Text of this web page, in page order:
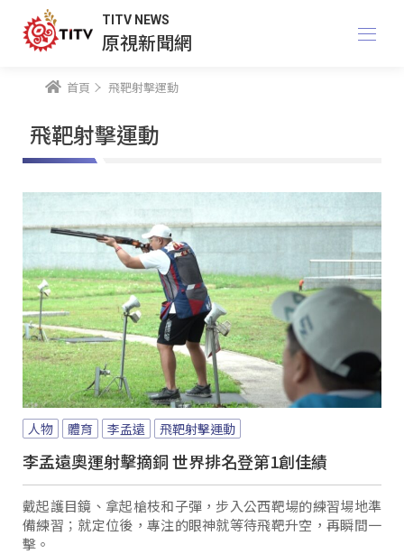
TITV NEWS
原視新聞網
首頁 飛靶射擊運動
飛靶射擊運動
人物 體育 李孟遠 飛靶射擊運動
李孟遠奧運射擊摘銅 世界排名登第1創佳績
戴起護目鏡、拿起槍枝和子彈，步入公西靶場的練習場地準
備練習；就定位後，專注的眼神就等待飛靶升空，再瞬間一
擊。